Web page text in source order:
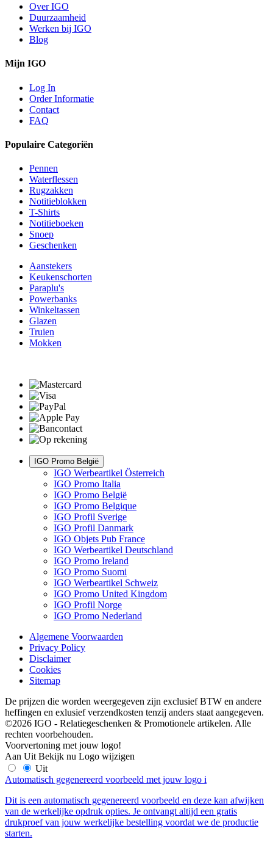
Over IGO
Duurzaamheid
Werken bij IGO
Blog
Mijn IGO
Log In
Order Informatie
Contact
FAQ
Populaire Categoriën
Pennen
Waterflessen
Rugzakken
Notitieblokken
T-Shirts
Notitieboeken
Snoep
Geschenken
Aanstekers
Keukenschorten
Paraplu's
Powerbanks
Winkeltassen
Glazen
Truien
Mokken
IGO Promo België
IGO Werbeartikel Österreich
IGO Promo Italia
IGO Promo België
IGO Promo Belgique
IGO Profil Sverige
IGO Profil Danmark
IGO Objets Pub France
IGO Werbeartikel Deutschland
IGO Promo Ireland
IGO Promo Suomi
IGO Werbeartikel Schweiz
IGO Promo United Kingdom
IGO Profil Norge
IGO Promo Nederland
Algemene Voorwaarden
Privacy Policy
Disclaimer
Cookies
Sitemap
De prijzen die worden weergegeven zijn exclusief BTW en andere
heffingen en exlusief verzendkosten tenzij anders staat aangegeven.
©2026 IGO - Relatiegeschenken & Promotionele artikelen. Alle
rechten voorbehouden.
Voorvertoning met jouw logo!
Aan Uit Bekijk nu Logo wijzigen
Uit
Automatisch gegenereerd voorbeeld met jouw logo i
Dit is een automatisch gegenereerd voorbeeld en deze kan afwijken
van de werkelijke opdruk opties. Je ontvangt altijd een gratis
drukproef van jouw werkelijke bestelling voordat we de productie
starten.